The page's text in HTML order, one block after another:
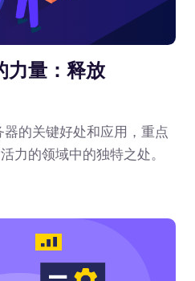
力量：释放
的关键好处和应用，重点
力的领域中的独特之处。